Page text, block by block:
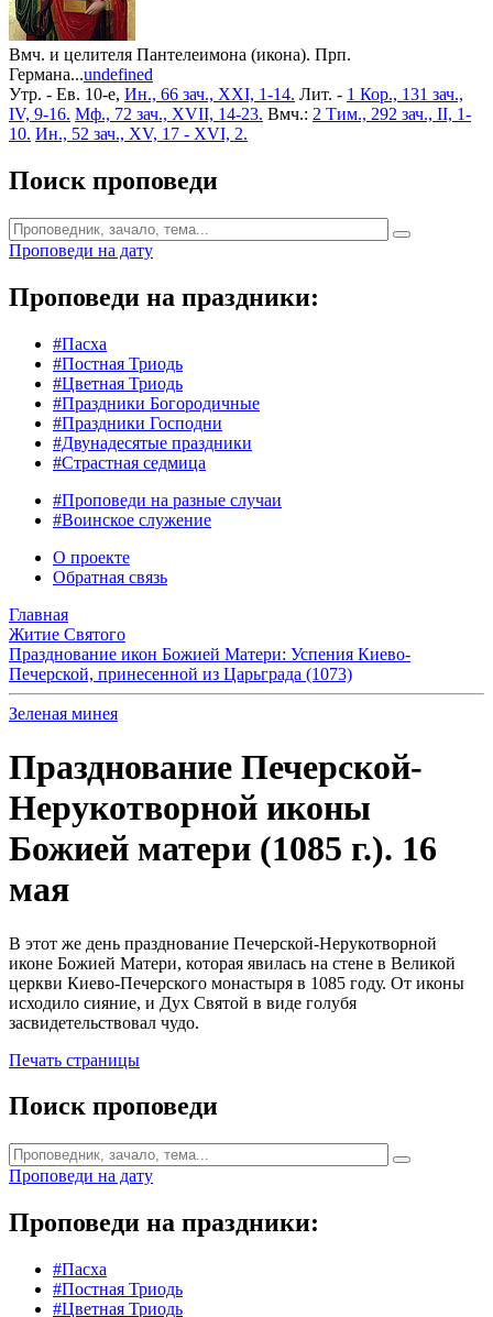
Вмч. и целителя Пантелеимона (икона). Прп.
Германа...undefined
Утр. - Ев. 10-е, Ин., 66 зач., XXI, 1-14. Лит. - 1 Кор., 131 зач.,
IV, 9-16. Мф., 72 зач., XVII, 14-23. Вмч.: 2 Тим., 292 зач., II, 1-
10. Ин., 52 зач., XV, 17 - XVI, 2.
Поиск проповеди
Проповеди на дату
Проповеди на праздники:
#Пасха
#Постная Триодь
#Цветная Триодь
#Праздники Богородичные
#Праздники Господни
#Двунадесятые праздники
#Страстная седмица
#Проповеди на разные случаи
#Воинское служение
О проекте
Обратная связь
Главная
Житие Святого
Празднование икон Божией Матери: Успения Киево-
Печерской, принесенной из Царьграда (1073)
Зеленая минея
Празднование Печерской-
Нерукотворной иконы
Божией матери (1085 г.). 16
мая
В этот же день празднование Печерской-Нерукотворной
иконе Божией Матери, которая явилась на стене в Великой
церкви Киево-Печерского монастыря в 1085 году. От иконы
исходило сияние, и Дух Святой в виде голубя
засвидетельствовал чудо.
Печать страницы
Поиск проповеди
Проповеди на дату
Проповеди на праздники:
#Пасха
#Постная Триодь
#Цветная Триодь